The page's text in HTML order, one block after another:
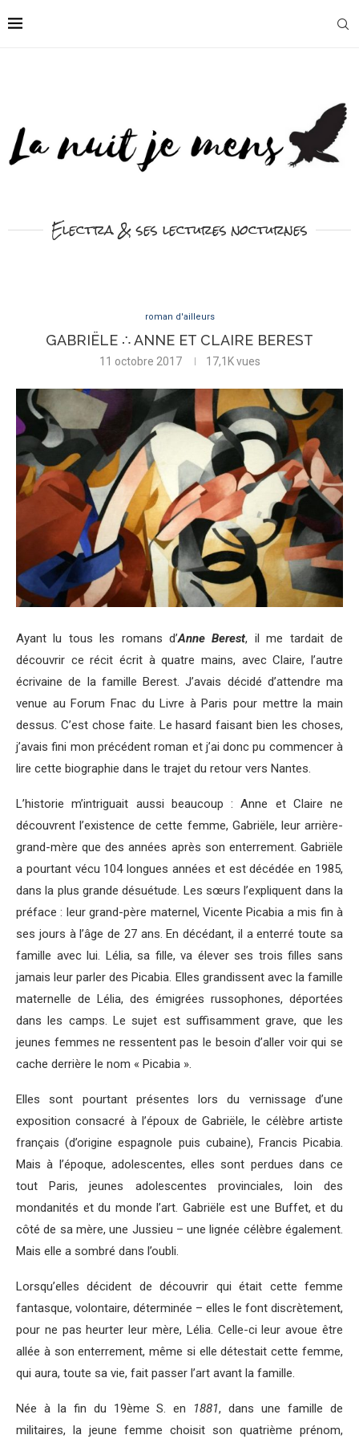
Electra & ses lectures nocturnes
roman d'ailleurs
GABRIËLE ∴ ANNE ET CLAIRE BEREST
11 octobre 2017 17,1Kvues
Ayant lu tous les romans d’Anne Berest, il me tardait de
découvrir ce récit écrit à quatre mains, avec Claire, l’autre
écrivaine de la famille Berest. J’avais décidé d’attendre ma
venue au Forum Fnac du Livre à Paris pour mettre la main
dessus. C’est chose faite. Le hasard faisant bien les choses,
j’avais fini mon précédent roman et j’ai donc pu commencer à
lire cette biographie dans le trajet du retour vers Nantes.
L’historie m’intriguait aussi beaucoup : Anne et Claire ne
découvrent l’existence de cette femme, Gabriële, leur arrière-
grand-mère que des années après son enterrement. Gabriële
a pourtant vécu 104 longues années et est décédée en 1985,
dans la plus grande désuétude. Les sœurs l’expliquent dans la
préface : leur grand-père maternel, Vicente Picabia a mis fin à
ses jours à l’âge de 27 ans. En décédant, il a enterré toute sa
famille avec lui. Lélia, sa fille, va élever ses trois filles sans
jamais leur parler des Picabia. Elles grandissent avec la famille
maternelle de Lélia, des émigrées russophones, déportées
dans les camps. Le sujet est suffisamment grave, que les
jeunes femmes ne ressentent pas le besoin d’aller voir qui se
cache derrière le nom « Picabia ».
Elles sont pourtant présentes lors du vernissage d’une
exposition consacré à l’époux de Gabriële, le célèbre artiste
français (d’origine espagnole puis cubaine), Francis Picabia.
Mais à l’époque, adolescentes, elles sont perdues dans ce
tout Paris, jeunes adolescentes provinciales, loin des
mondanités et du monde l’art. Gabriële est une Buffet, et du
côté de sa mère, une Jussieu – une lignée célèbre également.
Mais elle a sombré dans l’oubli.
Lorsqu’elles décident de découvrir qui était cette femme
fantasque, volontaire, déterminée – elles le font discrètement,
pour ne pas heurter leur mère, Lélia. Celle-ci leur avoue être
allée à son enterrement, même si elle détestait cette femme,
qui aura, toute sa vie, fait passer l’art avant la famille.
Née à la fin du 19ème S. en 1881, dans une famille de
militaires, la jeune femme choisit son quatrième prénom,